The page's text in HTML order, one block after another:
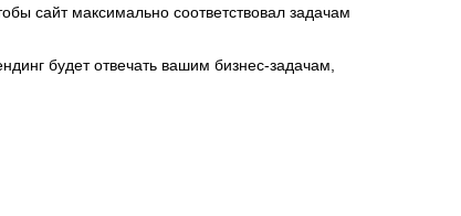
сайт максимально соответствовал задачам
будет отвечать вашим бизнес-задачам,